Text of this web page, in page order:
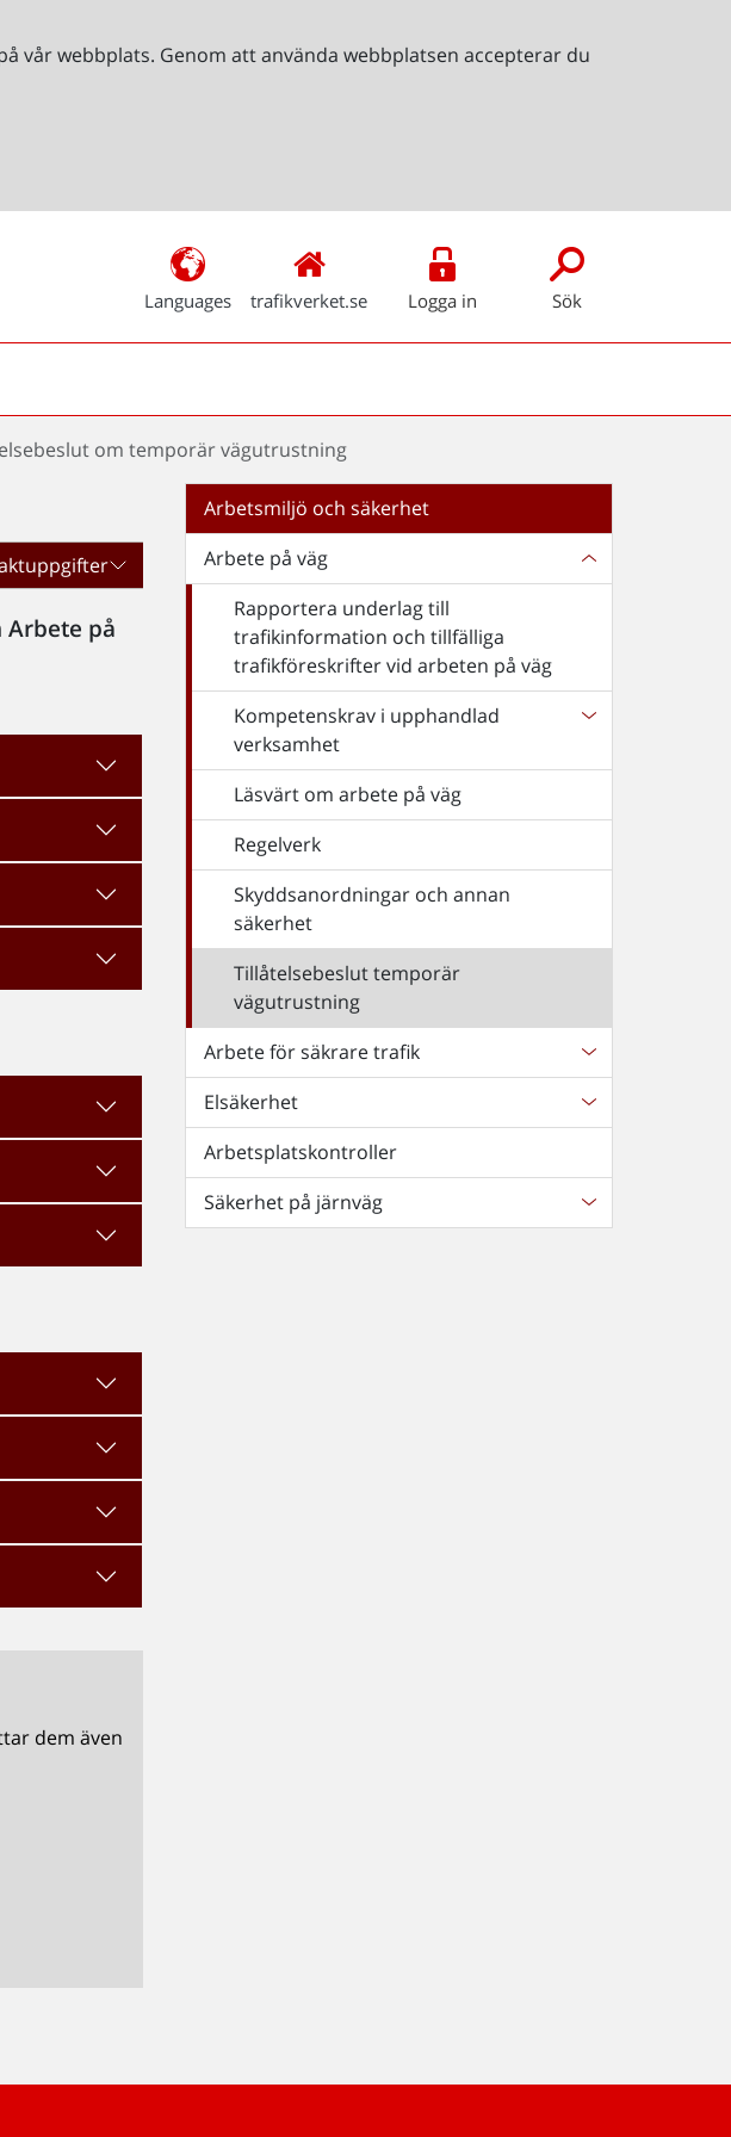
vår webbplats. Genom att använda webbplatsen accepterar du
Languages trafikverket.se Logga in Sök
om temporär vägutrustning
på
dem även
Arbetsmiljö och säkerhet
Arbete på väg
Rapportera underlag till
trafikinformation och tillfälliga
trafikföreskrifter vid arbeten på väg
Kompetenskrav i upphandlad
verksamhet
Läsvärt om arbete på väg
Regelverk
Skyddsanordningar och annan
säkerhet
Tillåtelsebeslut temporär
vägutrustning
Arbete för säkrare trafik
Elsäkerhet
Arbetsplatskontroller
Säkerhet på järnväg